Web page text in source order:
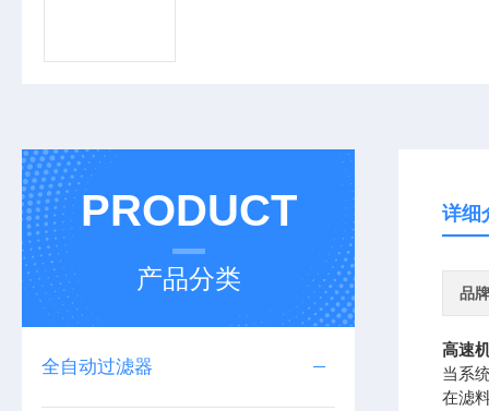
PRODUCT
产品分类
全自动过滤器
详细
品牌
高速
当系
在滤